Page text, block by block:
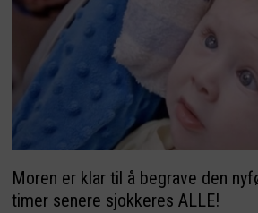
Moren er klar til å begrave den
timer senere sjokkeres ALLE!